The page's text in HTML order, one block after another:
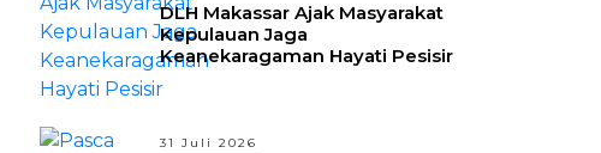
DLH Makassar Ajak Masyarakat
Kepulauan Jaga
Keanekaragaman Hayati Pesisir
31 Juli 2026